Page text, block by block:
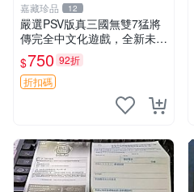
嘉藏珍品 12
嚴選PSV版真三國無雙7猛將
傳完全中文化遊戲，全新未拆
封宛如新的一樣！ 真三國無
雙 七 猛將傳 PSV 游戲
$750 92折
折扣碼